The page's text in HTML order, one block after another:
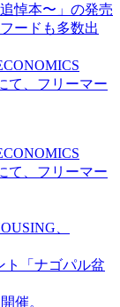
悼本〜」の発売
ードも多数出
て、フリーマー
て、フリーマー
、
ト「ナゴパル盆
催。